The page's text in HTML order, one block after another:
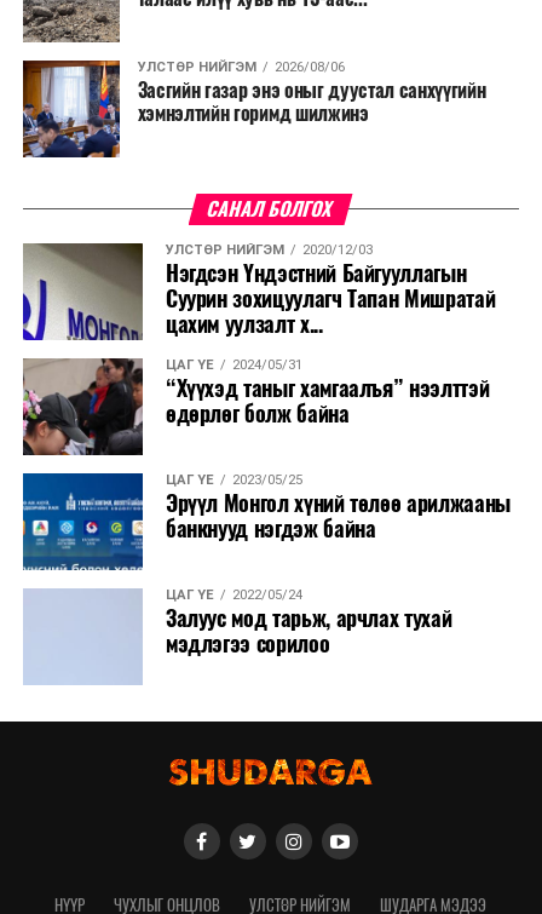
УЛСТӨР НИЙГЭМ 2026/08/06
Засгийн газар энэ оныг дуустал санхүүгийн
хэмнэлтийн горимд шилжинэ
САНАЛ БОЛГОХ
УЛСТӨР НИЙГЭМ 2020/12/03
Нэгдсэн Үндэстний Байгууллагын
Суурин зохицуулагч Тапан Мишратай
цахим уулзалт х...
ЦАГ ҮЕ 2024/05/31
“Хүүхэд таныг хамгаалъя” нээлттэй
өдөрлөг болж байна
ЦАГ ҮЕ 2023/05/25
Эрүүл Монгол хүний төлөө арилжааны
банкнууд нэгдэж байна
ЦАГ ҮЕ 2022/05/24
Залуус мод тарьж, арчлах тухай
мэдлэгээ сорилоо
НҮҮР ЧУХЛЫГ ОНЦЛОВ УЛСТӨР НИЙГЭМ ШУДАРГА МЭДЭЭ